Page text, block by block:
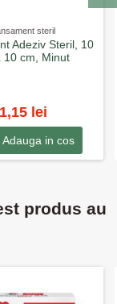
steril
Adeziv Steril, 10
10 cm, Minut
1,15 lei
Adauga in cos
produs au